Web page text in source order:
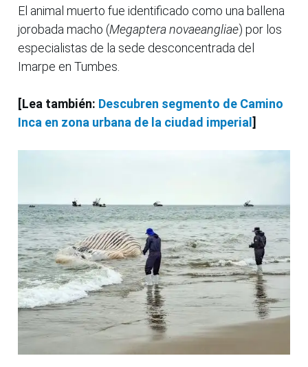
El animal muerto fue identificado como una ballena
jorobada macho (Megaptera novaeangliae) por los
especialistas de la sede desconcentrada del
Imarpe en Tumbes.
[Lea también: Descubren segmento de Camino
Inca en zona urbana de la ciudad imperial ]